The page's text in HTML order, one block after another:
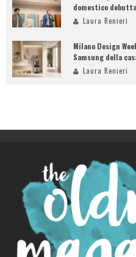
domestico
Laura Renieri
Milano Design
Samsung della
Laura Renieri